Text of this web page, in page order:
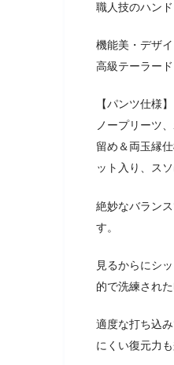
職人技のハン
機能美・デザ
高級テーラー
【パンツ仕様】
ノープリーツ
留め＆両玉縁
ット入り、ス
絶妙なバラン
す。
見るからにシ
的で洗練され
適度な打ち込
にくい復元力